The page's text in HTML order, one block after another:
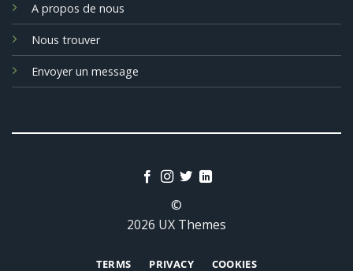
A propos de nous
Nous trouver
Envoyer un message
©
2026 UX Themes
TERMS PRIVACY COOKIES